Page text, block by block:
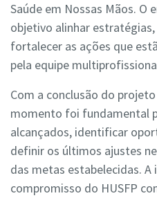
Saúde em Nossas Mãos. O
objetivo alinhar
fortalecer as ações que
pela equipe
Com a conclusão do
momento foi fundamental
alcançados, identificar
definir os últimos ajustes
das metas estabelecidas.
compromisso do HUSFP